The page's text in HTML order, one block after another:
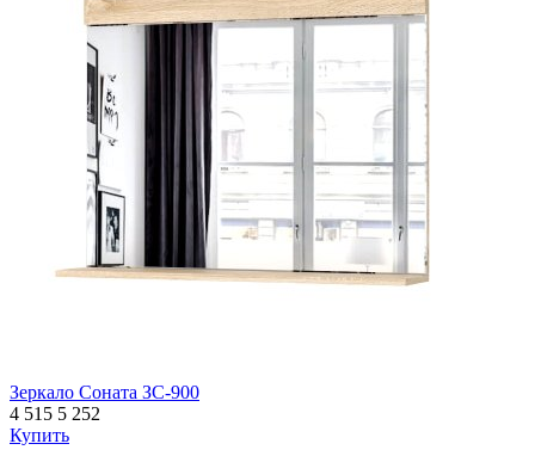
Зеркало Соната ЗС-900
4 515 5 252
Купить